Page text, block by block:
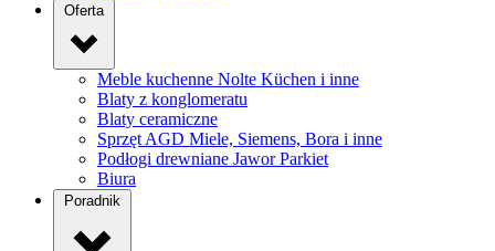
Oferta
Meble kuchenne Nolte Küchen i inne
Blaty z konglomeratu
Blaty ceramiczne
Sprzęt AGD Miele, Siemens, Bora i inne
Podłogi drewniane Jawor Parkiet
Biura